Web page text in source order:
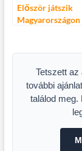
Először játszik
Magyarországon
Tetszett az
további
találod meg.